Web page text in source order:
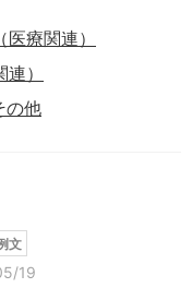
療関連）
）
の他
文
19